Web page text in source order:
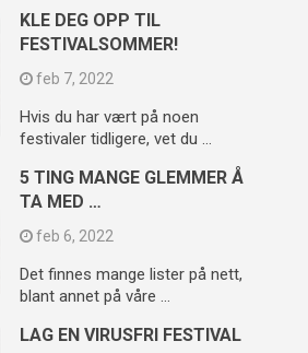
KLE DEG OPP TIL
FESTIVALSOMMER!
feb 7, 2022
Hvis du har vært på noen
festivaler tidligere, vet du …
5 TING MANGE GLEMMER Å
TA MED …
feb 6, 2022
Det finnes mange lister på nett,
blant annet på våre …
LAG EN VIRUSFRI FESTIVAL